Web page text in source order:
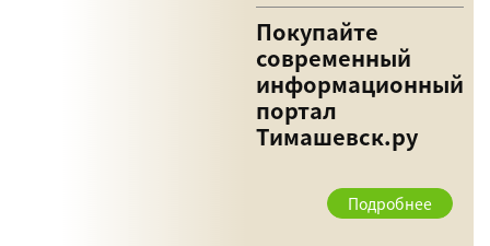
Покупайте
современный
информационный
портал
Тимашевск.ру
Подробнее